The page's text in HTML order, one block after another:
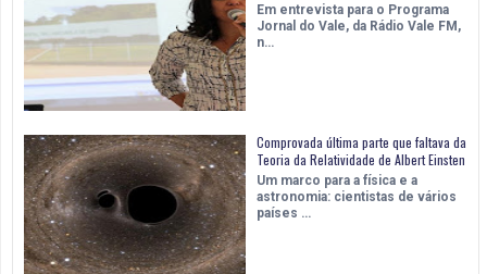
Em entrevista para o Programa
Jornal do Vale, da Rádio Vale FM,
n…
Comprovada última parte que faltava da
Teoria da Relatividade de Albert Einsten
Um marco para a física e a
astronomia: cientistas de vários
países …